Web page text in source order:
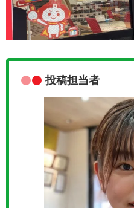
投稿担当者